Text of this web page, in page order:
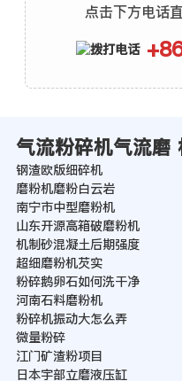
点击下方电话
气流粉碎机气流磨
钢渣欧版细碎机
磨粉机磨粉白云岩
南宁市中型磨粉机
山东开源高箱破磨粉机
机制砂混凝土后期强度
超细磨粉机芡实
粉碎鹅卵石如何洗干净
河南石料磨粉机
粉碎机振动大怎么弄
微量粉碎
江门矿渣粉项目
日本宇部立磨液压缸